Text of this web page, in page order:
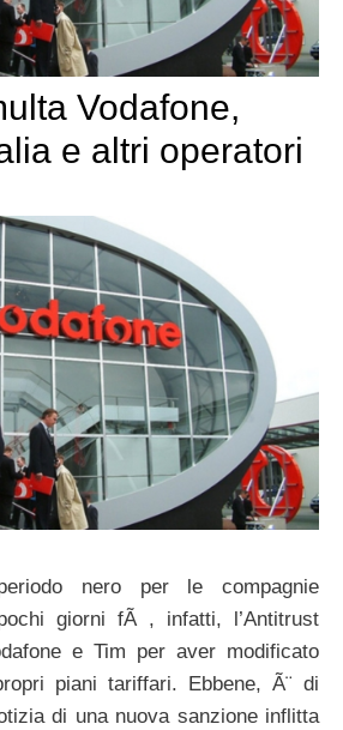
Vodafone,
e altri operatori
nero per le compagnie
giorni fÃ , infatti, l’Antitrust
e Tim per aver modificato
piani tariffari. Ebbene, Ã¨ di
di una nuova sanzione inflitta